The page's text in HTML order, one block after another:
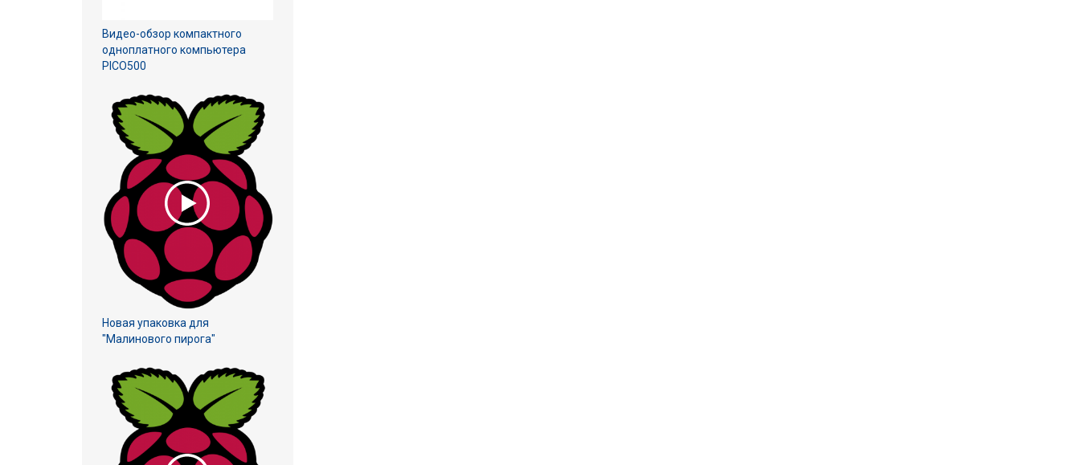
Видео-обзор компактного
одноплатного компьютера
PICO500
Новая упаковка для
"Малинового пирога"